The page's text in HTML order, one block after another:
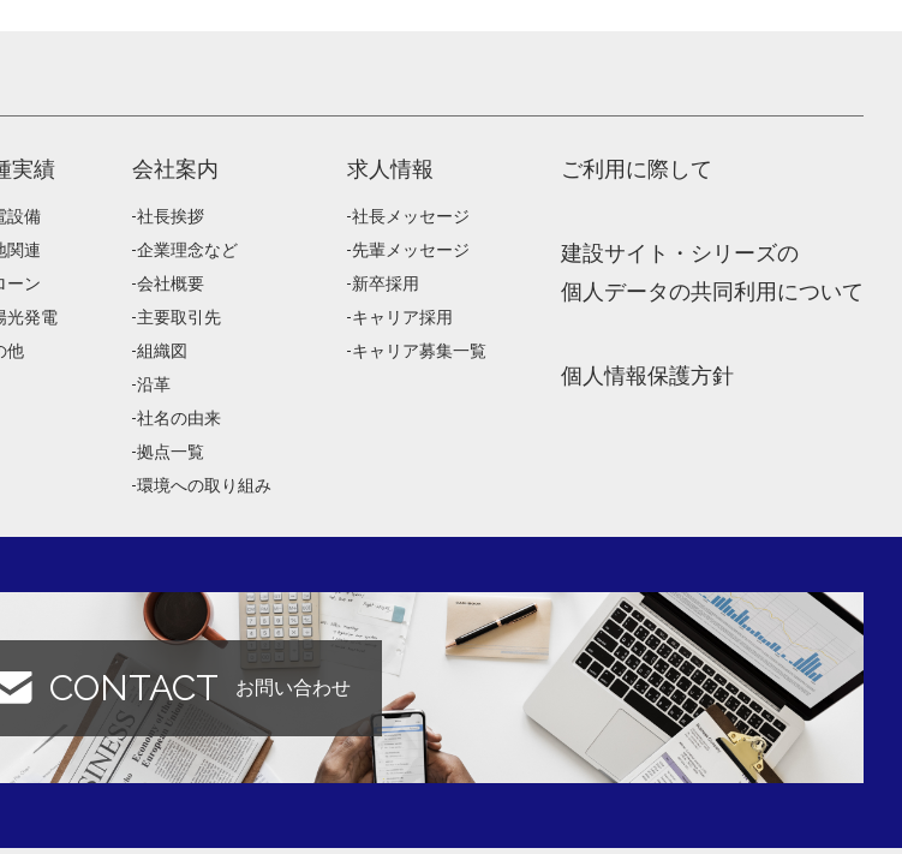
実績
設備
関連
ーン
光発電
他
会社案内
社長挨拶
企業理念など
会社概要
主要取引先
組織図
沿革
社名の由来
拠点一覧
環境への取り組み
求人情報
社長メッセージ
先輩メッセージ
新卒採用
キャリア採用
キャリア募集一覧
ご利用に際して
建設サイト・シリーズの
個人データの共同利用について
個人情報保護方針
CONTACT お問い合わせ